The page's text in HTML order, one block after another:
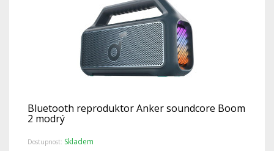
Bluetooth reproduktor Anker soundcore Boom
2 modrý
Dostupnost: Skladem